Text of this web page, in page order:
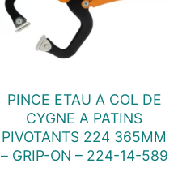
PINCE ETAU A COL DE
CYGNE A PATINS
PIVOTANTS 224 365MM
– GRIP-ON – 224-14-589